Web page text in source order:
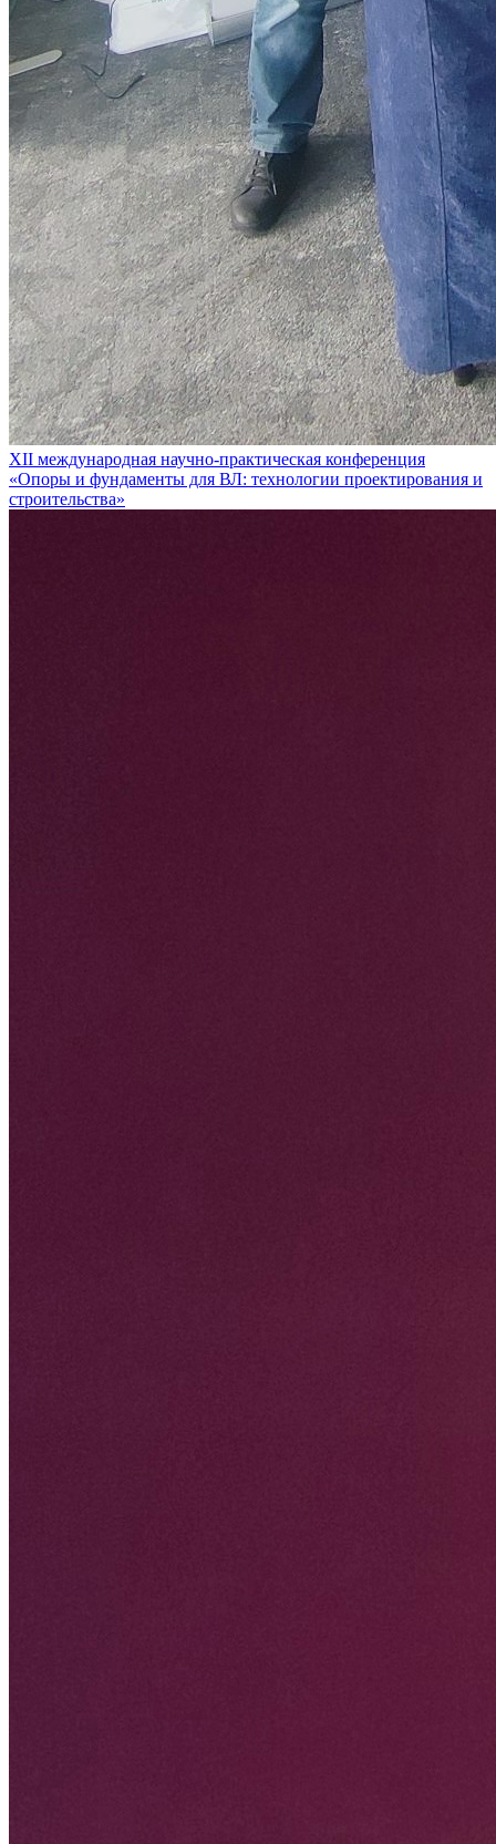
XII международная научно-практическая конференция
«Опоры и фундаменты для ВЛ: технологии проектирования и
строительства»